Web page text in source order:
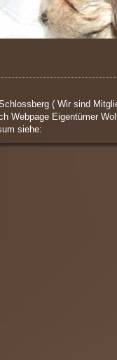
( Wir sind
Webpage Eigentümer
siehe: